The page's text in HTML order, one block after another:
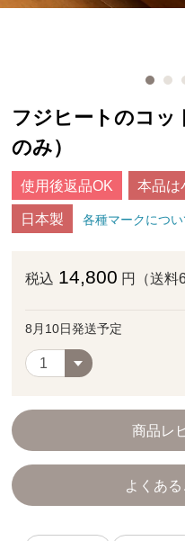
フジヒートのコッ
のみ）
使用後返品OK 本品は
日本製 各種マークについ
税込 14,800 円（送料
8月10日発送予定
商品レ
よくあ